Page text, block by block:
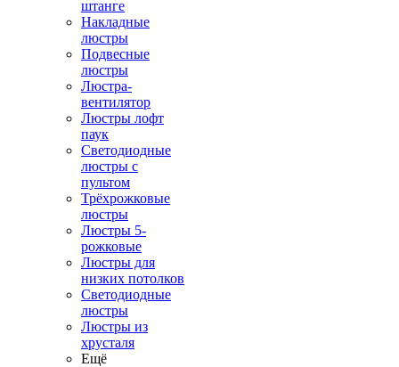
штанге
Накладные
люстры
Подвесные
люстры
Люстра-
вентилятор
Люстры лофт
паук
Светодиодные
люстры с
пультом
Трёхрожковые
люстры
Люстры 5-
рожковые
Люстры для
низких потолков
Cветодиодные
люстры
Люстры из
хрусталя
Ещё